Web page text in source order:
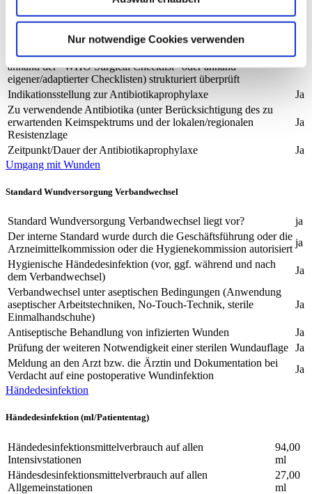
Nur notwendige Cookies verwenden
Der Standard wurde durch die Geschäftsführung oder die
Hygienekommission autorisiert
ja
Die standardisierte Antibiotikatherapie wird bei jeder operierten
Patientin und jedem operierten Patienten mittels Checkliste (z.B.
anhand der "WHO Surgical Checklist" oder anhand
eigener/adaptierter Checklisten) strukturiert überprüft
ja
Indikationsstellung zur Antibiotikaprophylaxe
Ja
Zu verwendende Antibiotika (unter Berücksichtigung des zu
erwartenden Keimspektrums und der lokalen/regionalen
Resistenzlage
Ja
Zeitpunkt/Dauer der Antibiotikaprophylaxe
Ja
Umgang mit Wunden
Standard Wundversorgung Verbandwechsel
Standard Wundversorgung Verbandwechsel liegt vor?
ja
Der interne Standard wurde durch die Geschäftsführung oder die
Arzneimittelkommission oder die Hygienekommission autorisiert
ja
Hygienische Händedesinfektion (vor, ggf. während und nach
dem Verbandwechsel)
Ja
Verbandwechsel unter aseptischen Bedingungen (Anwendung
aseptischer Arbeitstechniken, No-Touch-Technik, sterile
Einmalhandschuhe)
Ja
Antiseptische Behandlung von infizierten Wunden
Ja
Prüfung der weiteren Notwendigkeit einer sterilen Wundauflage Ja
Meldung an den Arzt bzw. die Ärztin und Dokumentation bei
Verdacht auf eine postoperative Wundinfektion
Ja
Händedesinfektion
Händedesinfektion (ml/Patiententag)
Händedesinfektionsmittelverbrauch auf allen
Intensivstationen
94,00
ml
Händesdesinfektionsmittelverbrauch auf allen
Allgemeinstationen
27,00
ml